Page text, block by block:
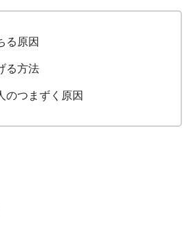
る原因
る方法
のつまずく原因